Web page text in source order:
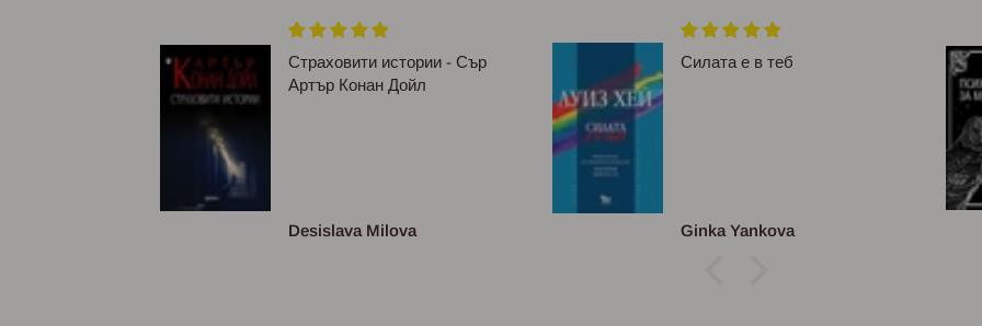
Страховити истории - Сър
Артър Конан Дойл
Desislava Milova
Силата е в теб
Ginka Yankova